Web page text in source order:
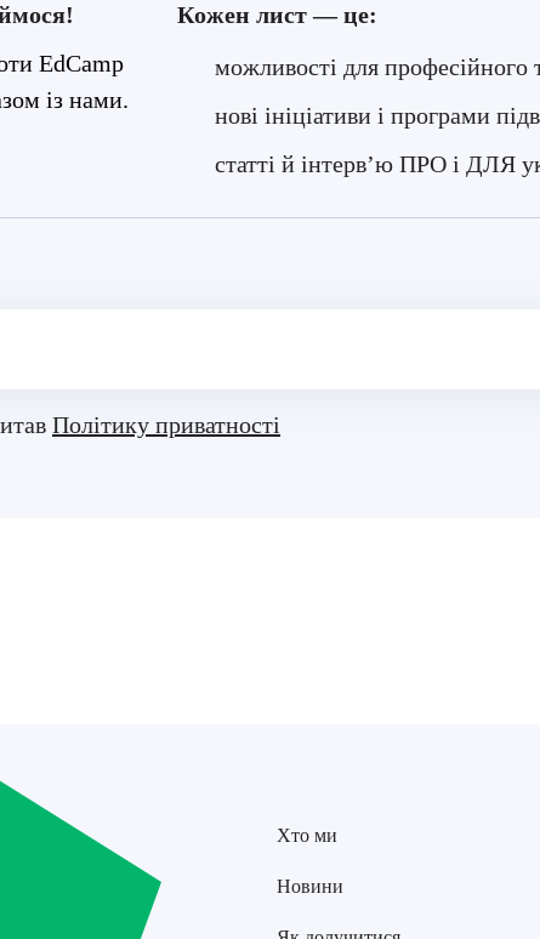
EdCamp
із нами.
Кожен лист — це:
можливості для професійного
нові ініціативи і програми
статті й інтерв’ю ПРО і ДЛЯ
Політику приватності
Хто ми
Новини